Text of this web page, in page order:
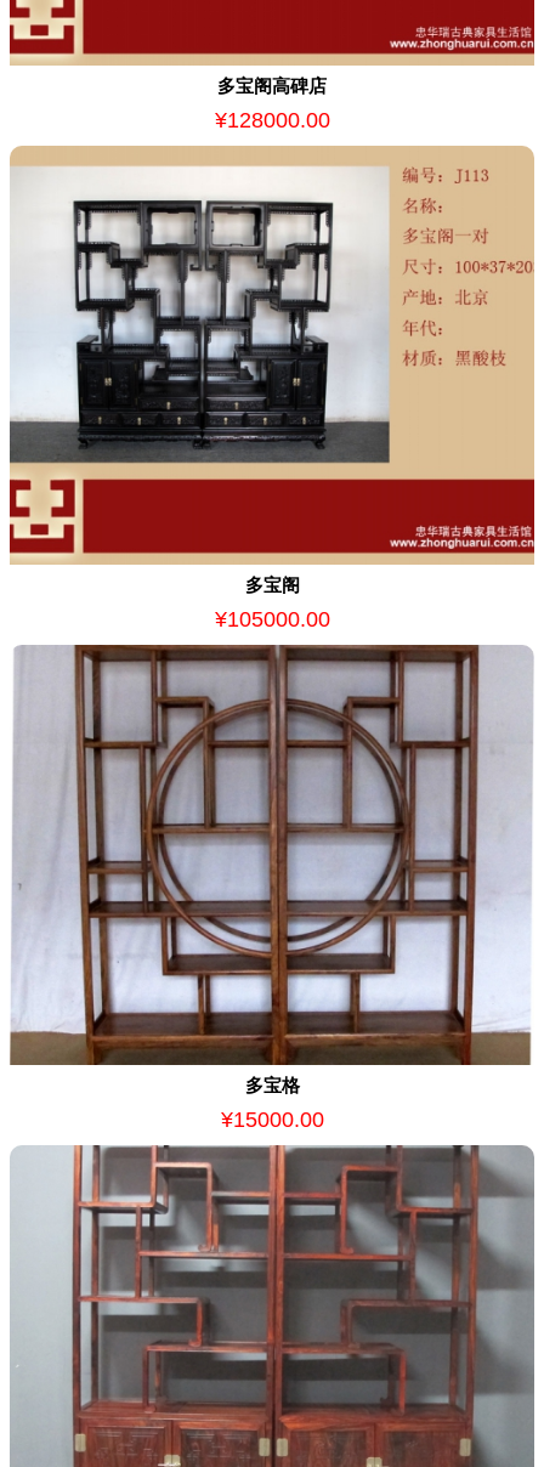
多宝阁高碑店
¥128000.00
多宝阁
¥105000.00
多宝格
¥15000.00